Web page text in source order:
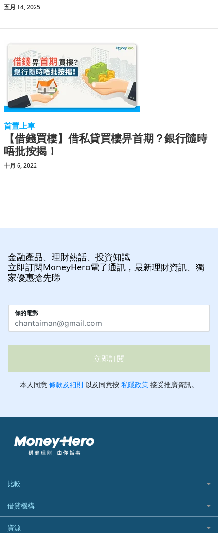
五月 14, 2025
首置上車
【借錢買樓】借私貸買樓畀首期？銀行隨時
唔批按揭！
十月 6, 2022
金融產品、理財熱話、投資知識
立即訂閱MoneyHero電子通訊，最新理財資訊、獨
家優惠搶先睇
比較
私人貸款比較
稅季/稅務貸款
借貸機構
BEA 東亞銀行
資源